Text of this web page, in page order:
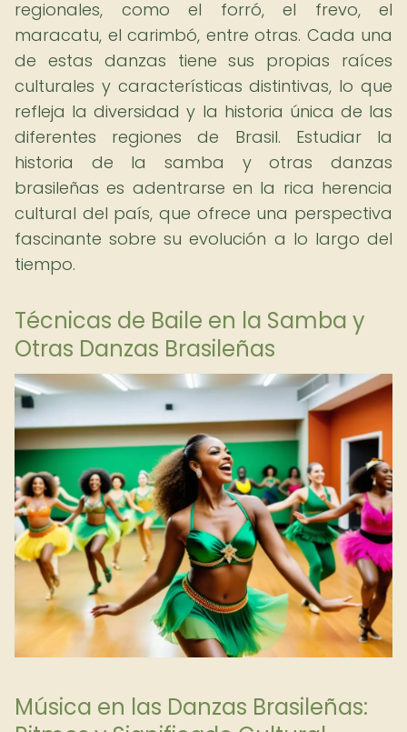
regionales, como el forró, el frevo, el
maracatu, el carimbó, entre otras. Cada una
de estas danzas tiene sus propias raíces
culturales y características distintivas, lo que
refleja la diversidad y la historia única de las
diferentes regiones de Brasil. Estudiar la
historia de la samba y otras danzas
brasileñas es adentrarse en la rica herencia
cultural del país, que ofrece una perspectiva
fascinante sobre su evolución a lo largo del
tiempo.
Técnicas de Baile en la Samba y
Otras Danzas Brasileñas
Música en las Danzas Brasileñas: